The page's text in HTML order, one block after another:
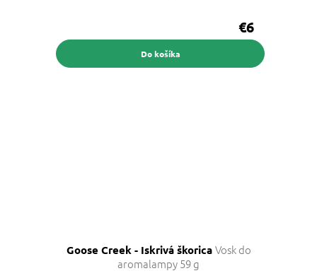
€6
Do košíka
Goose Creek - Iskrivá škorica Vosk do
aromalampy 59 g